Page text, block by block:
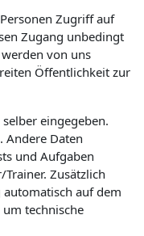
Zugriff auf
Zugang unbedingt
von uns
Öffentlichkeit zur
eingegeben.
Andere Daten
und Aufgaben
Zusätzlich
auf dem
technische